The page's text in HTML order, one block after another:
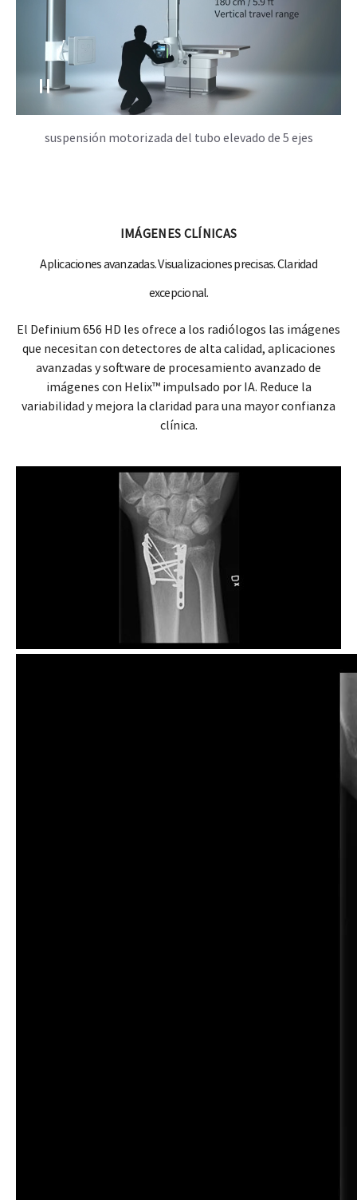
suspensión motorizada del tubo elevado de 5 ejes
IMÁGENES CLÍNICAS
Aplicaciones avanzadas. Visualizaciones precisas. Claridad
excepcional.
El Definium 656 HD les ofrece a los radiólogos las imágenes
que necesitan con detectores de alta calidad, aplicaciones
avanzadas y software de procesamiento avanzado de
imágenes con Helix™ impulsado por IA. Reduce la
variabilidad y mejora la claridad para una mayor confianza
clínica.